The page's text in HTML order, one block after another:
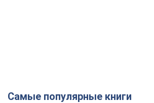
Самые популярные книги